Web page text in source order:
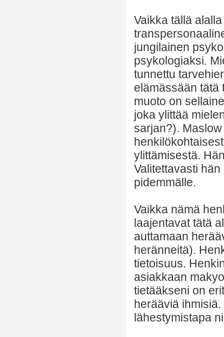
Vaikka tällä
jungilainen
psykologiaksi.
tunnettu
elämässään tätä
muoto on
joka ylittää
sarjan?).
ylittämisestä.
Valitettavasti
pidemmälle.
Vaikka nämä
laajentavat tätä
auttamaan
heränneitä).
tietoisuus.
asiakkaan
tietääkseni on
herääviä
lähestymistapa